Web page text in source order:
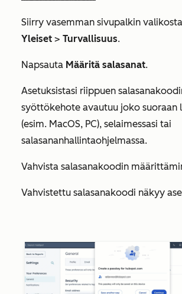
Siirry vasemman sivupalkin
Yleiset > Turvallisuus.
Napsauta Määritä salasanat.
Asetuksistasi riippuen
syöttökehote avautuu joko suoraan
(esim. MacOS, PC), selaimessasi tai
salasananhallintaohjelmassa.
Vahvista salasanakoodin
Vahvistettu salasanakoodi näkyy